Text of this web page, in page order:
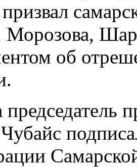
об